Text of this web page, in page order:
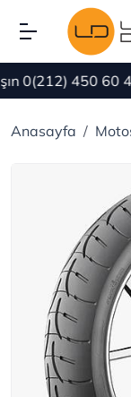
0(212) 450 60 40
Anasayfa